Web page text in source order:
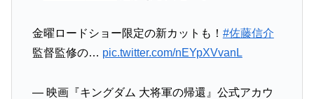
金曜ロードショー限定の新カットも！ #佐藤信介
監督監修の… pic.twitter.com/nEYpXVvanL
— 映画『キングダム 大将軍の帰還』公式アカウ